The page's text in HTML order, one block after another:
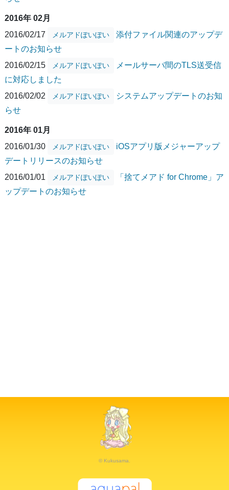
2016年 02月
2016/02/17
メルアドぽいぽい
添付ファイル関連のアップデ
ートのお知らせ
2016/02/15
メルアドぽいぽい
メールサーバ間のTLS送受信
に対応しました
2016/02/02
メルアドぽいぽい
システムアップデートのお知
らせ
2016年 01月
2016/01/30
メルアドぽいぽい
iOSアプリ版メジャーアップ
デートリリースのお知らせ
2016/01/01
メルアドぽいぽい
「捨てメアド for Chrome」ア
ップデートのお知らせ
© Kukusama.